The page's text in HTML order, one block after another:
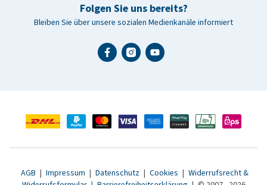
Folgen Sie uns bereits?
Bleiben Sie über unsere sozialen Medienkanäle informiert
AGB | Impressum | Datenschutz | Cookies | Widerrufsrecht &